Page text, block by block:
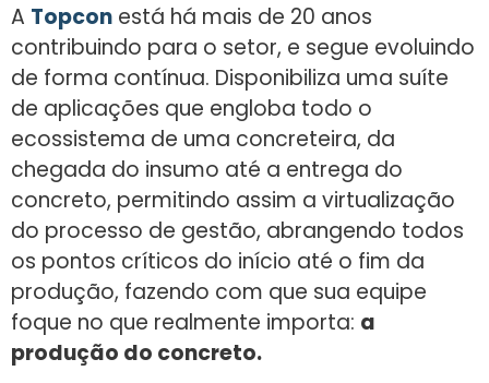
A Topcon está há mais de 20 anos
contribuindo para o setor, e segue evoluindo
de forma contínua. Disponibiliza uma suíte
de aplicações que engloba todo o
ecossistema de uma concreteira, da
chegada do insumo até a entrega do
concreto, permitindo assim a virtualização
do processo de gestão, abrangendo todos
os pontos críticos do início até o fim da
produção, fazendo com que sua equipe
foque no que realmente importa: a
produção do concreto.